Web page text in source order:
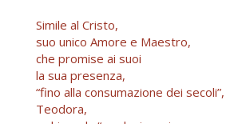
Simile al Cristo,
suo unico Amore e Maestro,
che promise ai suoi
la sua presenza,
“fino alla consumazione dei secoli”,
Teodora,